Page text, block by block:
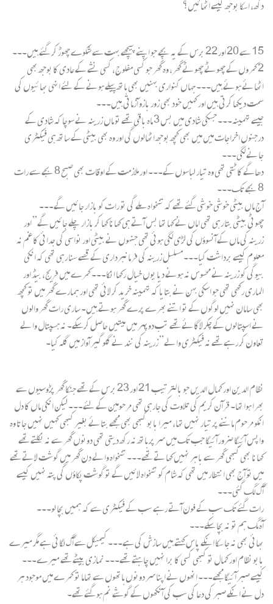
دکھ، اسکا بوجھ کیسے اٹھائیں؟
15 سے 20 اور 22 برس کے یہ بچے جو اپنے پیچھے بہت سے شکوے چھوڑ کر گئے ہیں۔۔۔
2 کمروں کے چھوٹے چھوٹے گھر، وہ گھر جو کسی مفلوج، کسی نشے کے عادی کا بوجھ بھی
اٹھائے ہوئے ہیں۔۔۔ جہاں کنواری بہنیں بھی ہاتھ پیلے ہونے کے لئے انہی بھائیوں کی
سمت دیکھا کرتی ہیں اور کہیں خود بھی زور بازو آزماتی ہیں۔۔۔
جیسے تہمینہ۔۔۔ جسکی شادی میں بس 3 ماہ باقی تھے تو ماں زرینہ نے سوچا کہ شادی کے
درجنوں اخراجات میں میں بھی کچھ بوجھ اٹھالوں گی اور وہ بھی بیٹی کے ساتھ ہی فیکٹری
جانے لگی۔۔۔
دھاگے کاٹتی تھی وہ تیار لباسوں کے۔۔۔ اور ملازمت کے اوقات بھی صبح 8 بجے سے رات
8 بجے تک۔۔۔
آج ماں بیٹی خوشی خوشی گئے تھے کہ تنخواہ ملے گی تو رات کو بازار جائیں گے۔۔۔
چھوٹی بیٹی بتا رہی تھی اماں نے کہا تھا بس آتے ہی کھانا کھا کر بازار چلے جائیں گے” اور
زرینہ کی ماں کے آنسوؤں کی لڑی لگی ہوئی تھی جنہوں نے بیٹی اور نواسی کی جدائی کا غم نہ
معلوم کیسے برداشت کیا۔۔۔ مسلسل زرینہ کی فرمانبرداری کے قصے سنا رہی تھی کہ انکی
بیوگی کو زرینہ نے محسوس نہ ہونے دیا یوں خیال رکھا انکا۔۔۔ کمرے میں فریج، بیڈ اور
الماری رکھی تھی جو اسکی بہن نے بتایا کہ تہمینہ خرید کر لائی تھی اور ہمارے گھر میں تو کچھ
بھی سامان نہیں لوگوں کے تو اتنے بھرے پرے گھر ہوتے ہیں۔ ساری رات گھر والوں
نے اسپتالوں کے چکر لاگائے تھے تب دوپہر میں میتیں حاصل کرسکے۔ نہ ہسپتال والے
تعاون کر رہے تھے نہ فیکٹری والے” زرینہ کی نند نے گلوگیر آواز میں گلہ کیا۔
نظام الدین اور کمال الدیں جو با لترتیب 21 اور 23 برس کے تھے جنکا گھر پڑوسیوں سے
بھرا ہوا تھا۔ قرآن کریم کی تلاوت کی جارہی تھی مرحومین کے لئے۔۔۔ لیکن انکی ماں کا دل
انکو مرحوم ماننے پر تیار نہیں تھا، میرا بابو کبھی بھی مجھے بتائے بغیر کبھی کہیں نہیں جاتا وہ
واپس آئیگا ضرور آئیگا جب تک میں سر پر ہاتھ نہ رکھ دیتی تھی دونوں گھر سے نہ نکلتے تھے
کھانا بھی کبھی گھر سے باہر نہیں کھاتے تھے۔۔۔ تنخواہ والے دن گھر میں گوشت لاتے تھے
میں تو آج بھی انتطار میں تھی کہ شام کو تنخواہ لائیں گے تو گوشت پکاؤں گی پتہ نہیں کیسے
آگ لگ گئی۔۔۔
رات گئے تک سب کے فون آتے رہے سب کے فیکٹری سے کہ ہمیں بچا لو۔۔۔
آہ مگ ہم تو نہ بچا سکے۔۔۔
بھائی بھی نہ جا سکا انکے پاس کہتے ہیں سازش کی ہے۔۔۔ کیمیکل سے آگ لگائی ہے مگر میرے
بابو نظام اور کمال تو کبھی کسی کا برا نہیں چاہتے تھے۔۔۔ نمازی بیٹے تھے میرے۔۔۔
کیسے صبر آئیگا مجھے۔۔۔ انھوں نے اپنا سر دونوں ہاتھوں سے تھاما تو کمرے میں موجود ہر
دل نے انکے صبر کی دعا کی سب کی آنکھوں کے گوشے نم ہو گئے تھے۔